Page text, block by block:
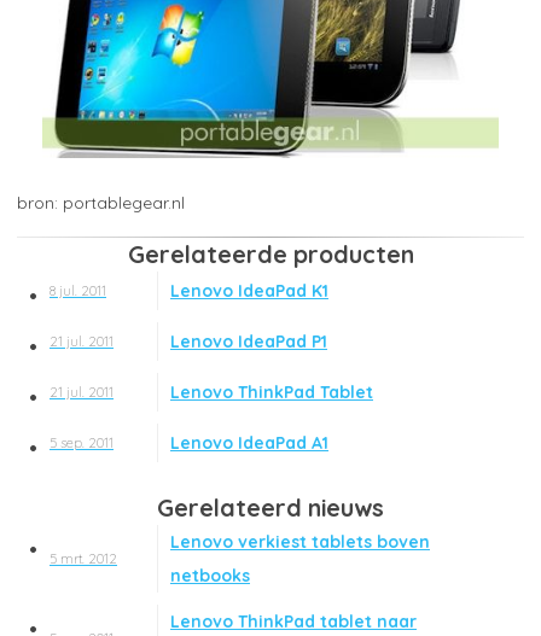
portablegear.nl
Gerelateerde producten
8 jul. 2011 Lenovo IdeaPad K1
21 jul. 2011 Lenovo IdeaPad P1
21 jul. 2011 Lenovo ThinkPad Tablet
5 sep. 2011 Lenovo IdeaPad A1
Gerelateerd nieuws
5 mrt. 2012
Lenovo verkiest tablets boven
netbooks
Lenovo ThinkPad tablet naar